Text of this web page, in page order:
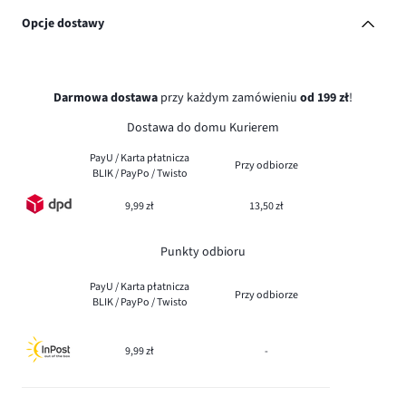
Opcje dostawy
Darmowa dostawa przy każdym zamówieniu od 199 zł!
Dostawa do domu Kurierem
PayU / Karta płatnicza
BLIK / PayPo / Twisto
Przy odbiorze
9,99 zł 13,50 zł
Punkty odbioru
PayU / Karta płatnicza
BLIK / PayPo / Twisto
Przy odbiorze
9,99 zł -